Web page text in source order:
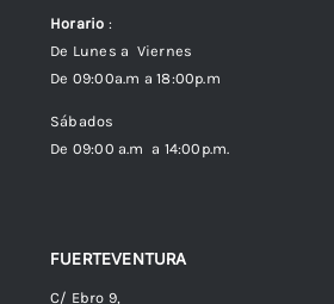
Horario :
De Lunes a Viernes
De 09:00a.m a 18:00p.m
Sábados
De 09:00 a.m a 14:00p.m.
FUERTEVENTURA
C/ Ebro 9,
Política de Privacidad